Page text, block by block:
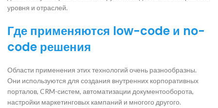
уровня и отраслей.
Где применяются low-code и no-
code решения
Области применения этих технологий очень разнообразны.
Они используются для создания внутренних корпоративных
порталов, CRM-систем, автоматизации документооборота,
настройки маркетинговых кампаний и многого другого.